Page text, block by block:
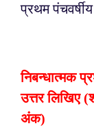
प्रथम
निबन्धात्मक
उत्तर लिखिए
अंक)